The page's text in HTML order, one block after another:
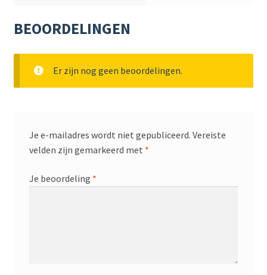
BEOORDELINGEN
Er zijn nog geen beoordelingen.
Je e-mailadres wordt niet gepubliceerd. Vereiste
velden zijn gemarkeerd met *
Je beoordeling *